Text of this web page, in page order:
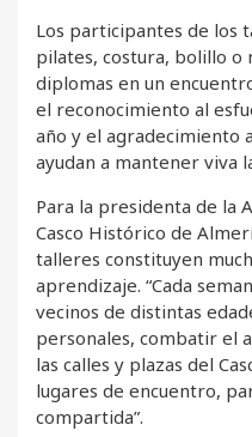
Los participantes de los
pilates, costura, bolillo o
diplomas en un
el reconocimiento al
año y el agradecimiento
ayudan a mantener viva
Para la presidenta de la
Casco Histórico de
talleres constituyen
aprendizaje. “Cada
vecinos de distintas
personales, combatir el
las calles y plazas del
lugares de encuentro,
compartida”.